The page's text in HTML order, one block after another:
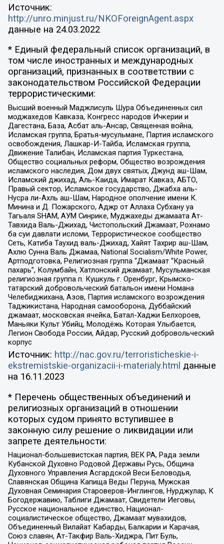
Источник:
http://unro.minjust.ru/NKOForeignAgent.aspx
данные на 24.03.2022
* Единый федеральный список организаций, в
том числе иностранных и международных
организаций, признанных в соответствии с
законодательством Российской Федерации
террористическими:
Высший военный Маджлисуль Шура Объединенных сил
моджахедов Кавказа, Конгресс народов Ичкерии и
Дагестана, База, Асбат аль-Ансар, Священная война,
Исламская группа, Братья-мусульмане, Партия исламского
освобождения, Лашкар-И-Тайба, Исламская группа,
Движение Талибан, Исламская партия Туркестана,
Общество социальных реформ, Общество возрождения
исламского наследия, Дом двух святых, Джунд аш-Шам,
Исламский джихад, Аль-Каида, Имарат Кавказ, АБТО,
Правый сектор, Исламское государство, Джабха аль-
Нусра ли-Ахль аш-Шам, Народное ополчение имени К.
Минина и Д. Пожарского, Аджр от Аллаха Субхану уа
Тагьаля SHAM, АУМ Синрике, Муджахеды джамаата Ат-
Тавхида Валь-Джихад, Чистопольский Джамаат, Рохнамо
ба суи давлати исломи, Террористическое сообщество
Сеть, Катиба Таухид валь-Джихад, Хайят Тахрир аш-Шам,
Ахлю Сунна Валь Джамаа, National Socialism/White Power,
Артподготовка, Религиозная группа “Джамаат “Красный
пахарь”, Колумбайн, Хатлонский джамаат, Мусульманская
религиозная группа п. Кушкуль г. Оренбург, Крымско-
татарский добровольческий батальон имени Номана
Челебиджихана, Азов, Партия исламского возрождения
Таджикистана, Народная самооборона, Дуббайский
джамаат, московская ячейка, Батал-Хаджи Белхороев,
Маньяки Культ Убийц, Молодёжь Которая Улыбается,
Легион Свобода России, Айдар, Русский добровольческий
корпус
Источник: http://nac.gov.ru/terroristicheskie-i-
ekstremistskie-organizacii-i-materialy.html данные
на 16.11.2023
* Перечень общественных объединений и
религиозных организаций в отношении
которых судом принято вступившее в
законную силу решение о ликвидации или
запрете деятельности:
Национал-большевистская партия, ВЕК РА, Рада земли
Кубанской Духовно Родовой Державы Русь, Община
Духовного Управления Асгардской Веси Беловодья,
Славянская Община Капища Веды Перуна, Мужская
Духовная Семинария Староверов-Инглингов, Нурджулар, К
Богодержавию, Таблиги Джамаат, Свидетели Иеговы,
Русское национальное единство, Национал-
социалистическое общество, Джамаат мувахидов,
Объединенный Вилайат Кабарды, Балкарии и Карачая,
Союз славян, Ат-Такфир Валь-Хиджра, Пит Буль,